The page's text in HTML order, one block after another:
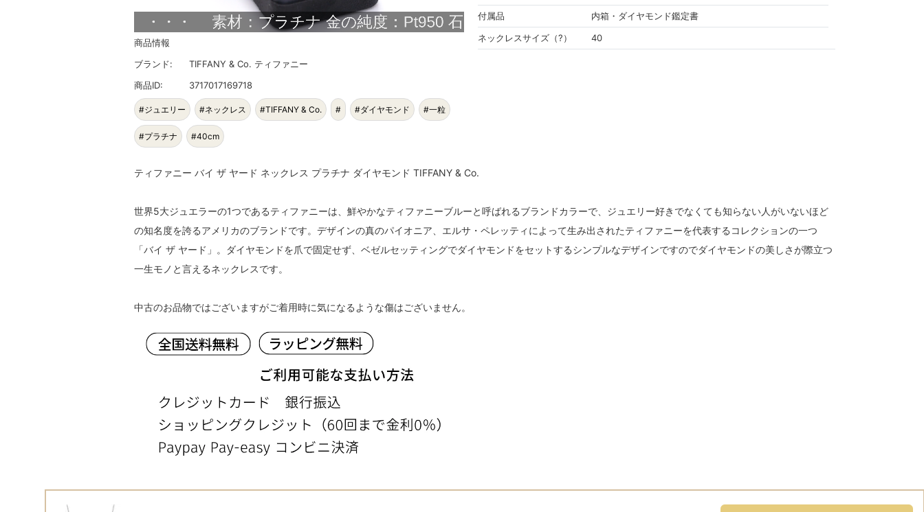
商品情報
ブランド:
TIFFANY & Co. ティファニー
商品ID:
3717017169718
#ジュエリー #ネックレス #TIFFANY & Co. # #ダイヤモンド #一粒
#プラチナ #40cm
付属品
内箱・ダイヤモンド鑑定書
ネックレスサイズ（?）
40
ティファニー バイ ザ ヤード ネックレス プラチナ ダイヤモンド TIFFANY & Co.
世界5大ジュエラーの1つであるティファニーは、鮮やかなティファニーブルーと呼ばれるブランドカラーで、ジュエリー好きでなくても知らない人がいないほど
の知名度を誇るアメリカのブランドです。デザインの真のパイオニア、エルサ・ペレッティによって生み出されたティファニーを代表するコレクションの一つ
「バイ ザ ヤード」。ダイヤモンドを爪で固定せず、ベゼルセッティングでダイヤモンドをセットするシンプルなデザインですのでダイヤモンドの美しさが際立つ
一生モノと言えるネックレスです。
中古のお品物ではございますがご着用時に気になるような傷はございません。